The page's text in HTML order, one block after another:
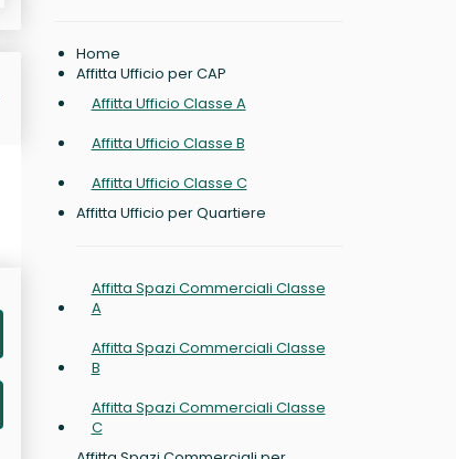
Home
Affitta Ufficio per CAP
Affitta Ufficio Classe A
Affitta Ufficio Classe B
Affitta Ufficio Classe C
Affitta Ufficio per Quartiere
Affitta Spazi Commerciali Classe
A
Affitta Spazi Commerciali Classe
B
Affitta Spazi Commerciali Classe
C